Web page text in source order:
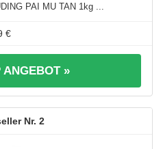
PAI MU TAN 1kg ...
€
ANGEBOT »
2